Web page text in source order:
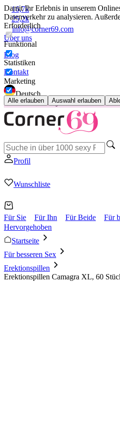
Damit Ihr Erlebnis in unserem
Datenverkehr zu analysieren.
Erforderlich
Funktional
Statistiken
Marketing
Alle erlauben Auswahl erlauben
16,7k
25,2k
info@corner69.com
Über uns
Blog
Kontakt
Deutsch
😽Svakom Klitty: 15 €
Profil
Wunschliste
Für Sie Für Ihn Für Beide Für
Hervorgehoben
Startseite
Für besseren Sex
Erektionspillen
Erektionspillen Camagra XL, 60